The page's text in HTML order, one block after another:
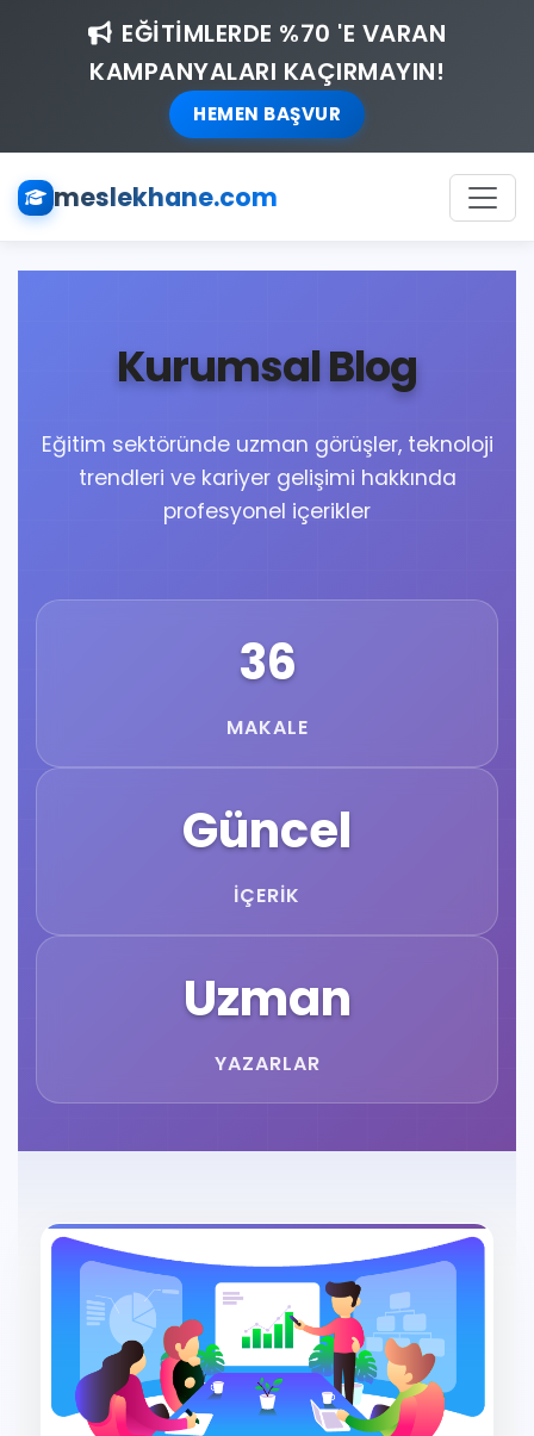
EĞİTİMLERDE %70 'E VARAN
KAMPANYALARI KAÇIRMAYIN!
HEMEN BAŞVUR
meslekhane.com
Kurumsal Blog
Eğitim sektöründe uzman görüşler, teknoloji
trendleri ve kariyer gelişimi hakkında
profesyonel içerikler
36
MAKALE
Güncel
İÇERIK
Uzman
YAZARLAR